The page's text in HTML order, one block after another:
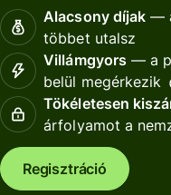
Alacsony díjak —
többet utalsz
Villámgyors — a
belül megérkezik
Tökéletesen
árfolyamot a
Regisztráció